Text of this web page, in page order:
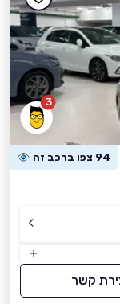
3
94 צפו ברכב זה
קשר